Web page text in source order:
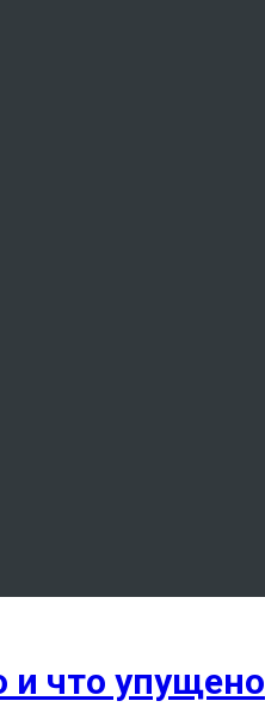
и что упущено